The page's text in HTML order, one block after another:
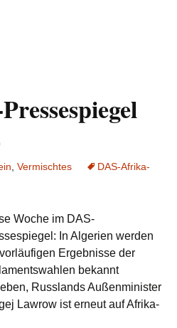
KW 29/2026: Glänzende
Vermischtes
DAS-Afrika-
Woche im DAS-
In Algerien werden
Ergebnisse der
bekannt
Russlands Außenminister
Lawrow ist erneut auf Afrika-